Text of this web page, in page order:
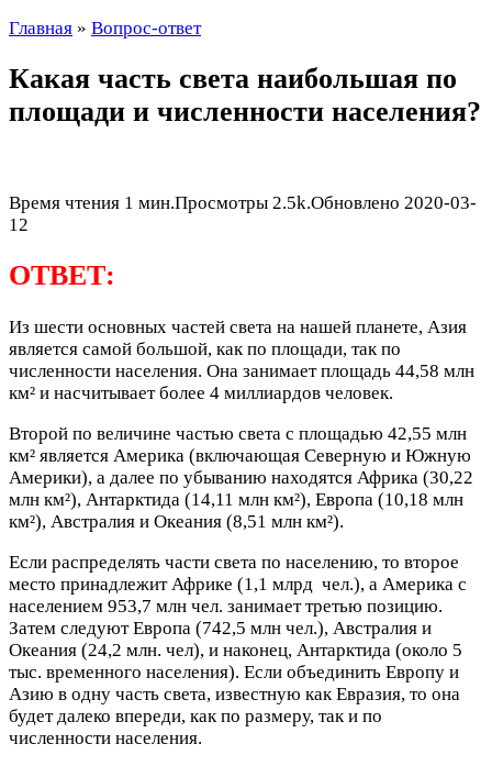
Главная » Вопрос-ответ
Какая часть света наибольшая по
площади и численности населения?
Время чтения 1 мин.Просмотры 2.5k.Обновлено 2020-03-
12
ОТВЕТ:
Из шести основных частей света на нашей планете, Азия
является самой большой, как по площади, так по
численности населения. Она занимает площадь 44,58 млн
км² и насчитывает более 4 миллиардов человек.
Второй по величине частью света с площадью 42,55 млн
км² является Америка (включающая Северную и Южную
Америки), а далее по убыванию находятся Африка (30,22
млн км²), Антарктида (14,11 млн км²), Европа (10,18 млн
км²), Австралия и Океания (8,51 млн км²).
Если распределять части света по населению, то второе
место принадлежит Африке (1,1 млрд чел.), а Америка с
населением 953,7 млн чел. занимает третью позицию.
Затем следуют Европа (742,5 млн чел.), Австралия и
Океания (24,2 млн. чел), и наконец, Антарктида (около 5
тыс. временного населения). Если объединить Европу и
Азию в одну часть света, известную как Евразия, то она
будет далеко впереди, как по размеру, так и по
численности населения.